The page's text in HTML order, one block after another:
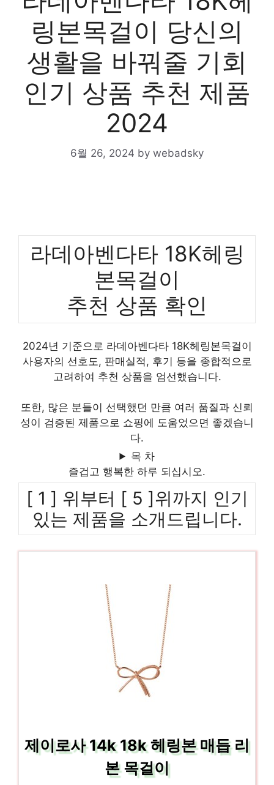
링본목걸이 당신의
생활을 바꿔줄 기회
인기 상품 추천 제품
2024
6월 26, 2024 by webadsky
라데아벤다타 18K헤링
본목걸이
추천 상품 확인
2024년 기준으로 라데아벤다타 18K헤링본목걸이
사용자의 선호도, 판매실적, 후기 등을 종합적으로
고려하여 추천 상품을 엄선했습니다.
또한, 많은 분들이 선택했던 만큼 여러 품질과 신뢰
성이 검증된 제품으로 쇼핑에 도움었으면 좋겠습니
다.
목 차
즐겁고 행복한 하루 되십시오.
[ 1 ] 위부터 [ 5 ]위까지 인기
있는 제품을 소개드립니다.
제이로사 14k 18k 헤링본 매듭 리
본 목걸이